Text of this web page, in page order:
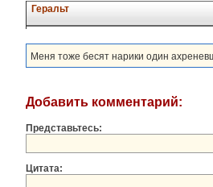
Геральт
Меня тоже бесят нарики один
Добавить комментарий:
Представьтесь:
Цитата: